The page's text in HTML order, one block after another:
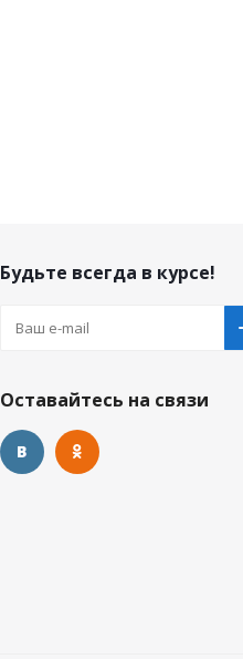
Будьте всегда в курсе!
Оставайтесь на связи